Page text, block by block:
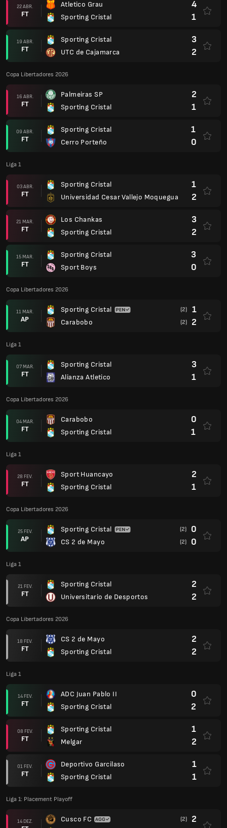
22 ABR.
FT
Atletico Grau
Sporting Cristal
4
1
19 ABR.
FT
Sporting Cristal
UTC de Cajamarca
3
2
Copa Libertadores 2026
16 ABR.
FT
Palmeiras SP
Sporting Cristal
2
1
09 ABR.
FT
Sporting Cristal
Cerro Porteño
1
0
Liga 1
03 ABR.
FT
Sporting Cristal
Universidad Cesar Vallejo Moquegua
1
2
21 MAR.
FT
Los Chankas
Sporting Cristal
3
2
15 MAR.
FT
Sporting Cristal
Sport Boys
3
0
Copa Libertadores 2026
11 MAR.
AP
Sporting Cristal
Carabobo
(2) 1
(2) 2
Liga 1
07 MAR.
FT
Sporting Cristal
Alianza Atletico
3
1
Copa Libertadores 2026
04 MAR.
FT
Carabobo
Sporting Cristal
0
1
Liga 1
28 FEV.
FT
Sport Huancayo
Sporting Cristal
2
1
Copa Libertadores 2026
25 FEV.
AP
Sporting Cristal
CS 2 de Mayo
(2) 0
(2) 0
Liga 1
21 FEV.
FT
Sporting Cristal
Universitario de Desportos
2
2
Copa Libertadores 2026
18 FEV.
FT
CS 2 de Mayo
Sporting Cristal
2
2
Liga 1
14 FEV.
FT
ADC Juan Pablo II
Sporting Cristal
0
2
08 FEV.
FT
Sporting Cristal
Melgar
1
2
01 FEV.
FT
Deportivo Garcilaso
Sporting Cristal
1
1
Liga 1: Placement Playoff
14 DEZ.
Cusco FC
(2)
2